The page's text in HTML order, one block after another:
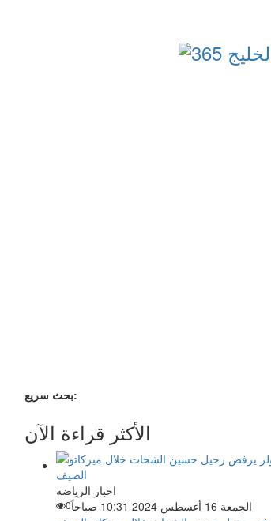
بحث سريع:
الأكثر قراءة الآن
اخبار الرياضه
الجمعة 16 أغسطس 2024 10:31 صباحاً
0